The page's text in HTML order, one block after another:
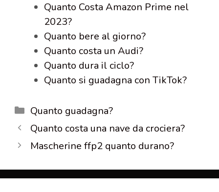
Quanto Costa Amazon Prime nel
2023?
Quanto bere al giorno?
Quanto costa un Audi?
Quanto dura il ciclo?
Quanto si guadagna con TikTok?
Categorie
Quanto guadagna?
Quanto costa una nave da crociera?
Mascherine ffp2 quanto durano?